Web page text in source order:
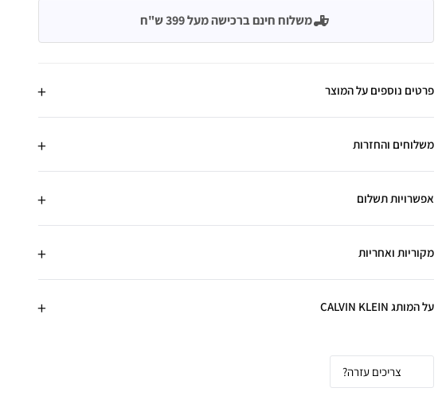
משלוח חינם ברכישה מעל 399 ש"ח
פרטים נוספים על המוצר
משלוחים והחזרות
אפשרויות תשלום
מקוריות ואחריות
על המותג CALVIN KLEIN
צריכים עזרה?